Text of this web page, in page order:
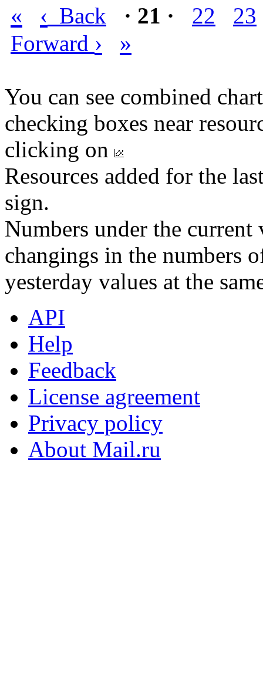
« ‹ Back · 21 · 22
23
Forward › »
You can see combined
checking boxes near
clicking on
Resources added for the
sign.
Numbers under the
changings in the numbers
yesterday values at the
API
Help
Feedback
License agreement
Privacy policy
About Mail.ru